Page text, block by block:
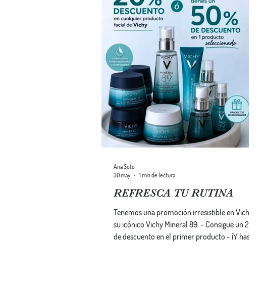
REFRESCA TU RUTINA
Tenemos una promoción irresistible en Vichy y
su icónico Vichy Mineral 89. - Consigue un 20%
de descuento en el primer producto - ¡Y hasta
Ana Soto
30 may
1 min de lectura